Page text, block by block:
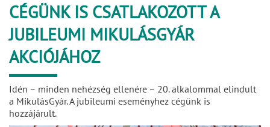
CÉGÜNK IS CSATLAKOZOTT A
JUBILEUMI MIKULÁSGYÁR
AKCIÓJÁHOZ
Idén – minden nehézség ellenére – 20. alkalommal elindult
a MikulásGyár. A jubileumi eseményhez cégünk is
hozzájárult.